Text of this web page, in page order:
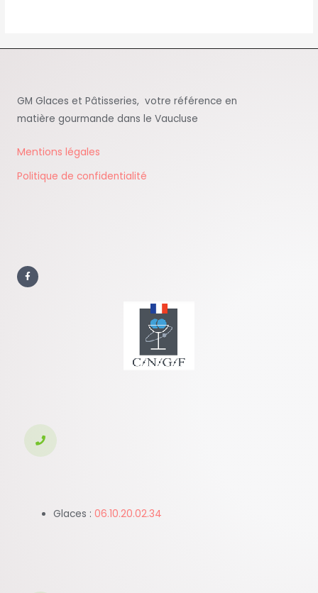
GM Glaces et Pâtisseries, votre référence en
matière gourmande dans le Vaucluse
Mentions légales
Politique de confidentialité
a
c
e
Glaces :06.10.20.02.34